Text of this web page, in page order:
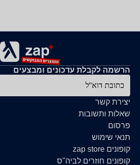
יצירת קשר
שאלות ותשובות
פרסום
תנאי שימוש
קופונים zap store
קופונים חוזרים לביה"ס
הרשמה לקבלת עדכונים ומבצעים
כתובת דוא''ל